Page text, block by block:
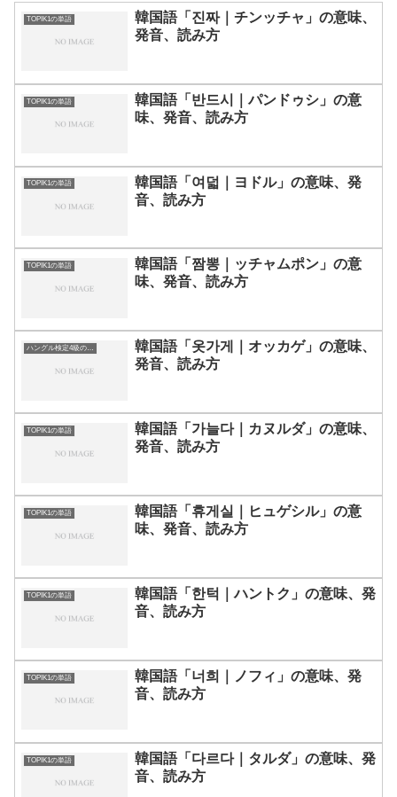
TOPIK1の単語
韓国語「진짜｜チンッチャ」の意味、
発音、読み方
TOPIK1の単語
韓国語「반드시｜パンドゥシ」の意
味、発音、読み方
TOPIK1の単語
韓国語「여덟｜ヨドル」の意味、発
音、読み方
TOPIK1の単語
韓国語「짬뽕｜ッチャムポン」の意
味、発音、読み方
ハングル検定4級の単語
韓国語「옷가게｜オッカゲ」の意味、
発音、読み方
TOPIK1の単語
韓国語「가늘다｜カヌルダ」の意味、
発音、読み方
TOPIK1の単語
韓国語「휴게실｜ヒュゲシル」の意
味、発音、読み方
TOPIK1の単語
韓国語「한턱｜ハントク」の意味、発
音、読み方
TOPIK1の単語
韓国語「너희｜ノフィ」の意味、発
音、読み方
TOPIK1の単語
韓国語「다르다｜タルダ」の意味、発
音、読み方